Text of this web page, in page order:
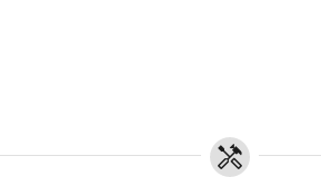
handyman